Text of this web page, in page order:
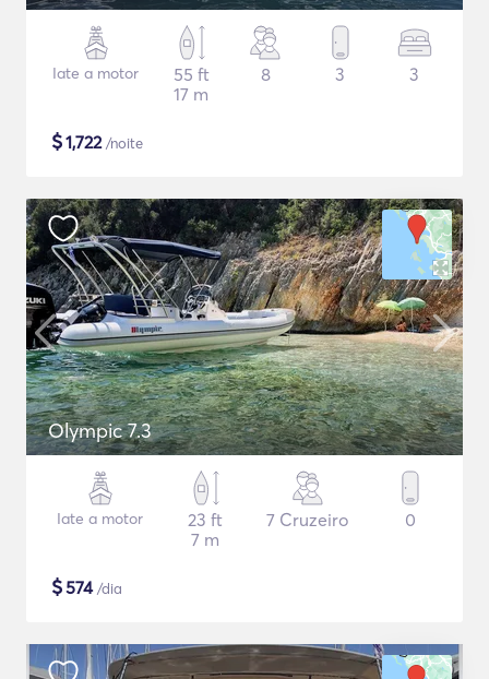
Iate a motor
55 ft
17 m
8 3 3
$1,722/noite
Olympic 7.3
Iate a motor
23 ft
7 m
7 Cruzeiro 0
$574/dia